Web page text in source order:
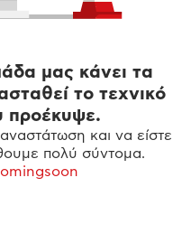
μας κάνει τα
το τεχνικό
προέκυψε.
και να είστε
πολύ σύντομα.